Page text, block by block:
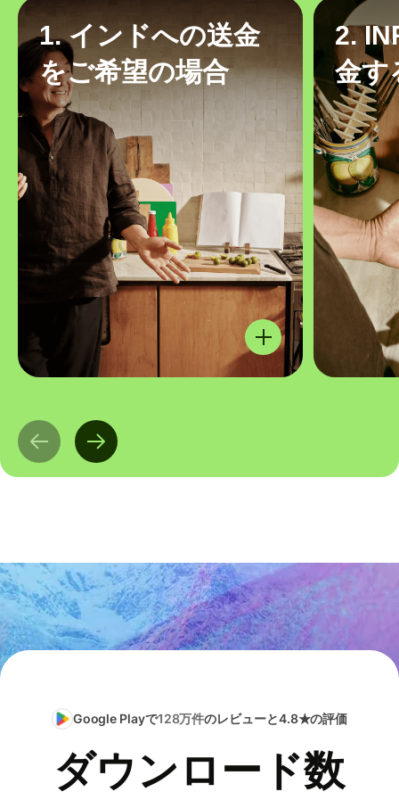
1. インドへの送金
をご希望の場合
2.
金す
Google Playで128万件のレビューと4.8★の評価
ダウンロード数